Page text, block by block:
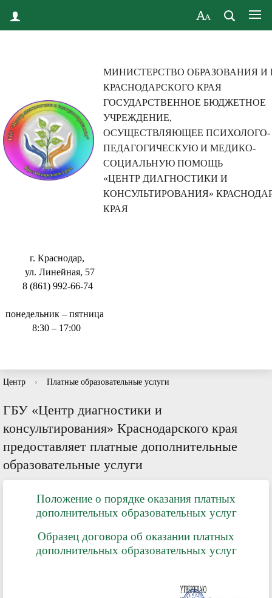
МИНИСТЕРСТВО ОБРАЗОВАНИЯ И
КРАСНОДАРСКОГО КРАЯ
ГОСУДАРСТВЕННОЕ БЮДЖЕТНОЕ
УЧРЕЖДЕНИЕ,
ОСУЩЕСТВЛЯЮЩЕЕ ПСИХОЛОГО-
ПЕДАГОГИЧЕСКУЮ И МЕДИКО-
СОЦИАЛЬНУЮ ПОМОЩЬ
«ЦЕНТР ДИАГНОСТИКИ И
КОНСУЛЬТИРОВАНИЯ»
КРАЯ
г. Краснодар,
ул. Линейная, 57
8 (861) 992-66-74
понедельник – пятница
8:30 – 17:00
Центр › Платные образовательные услуги
ГБУ «Центр диагностики и
консультирования» Краснодарского края
предоставляет платные дополнительные
образовательные услуги
Положение о порядке оказания платных
дополнительных образовательных услуг
Образец договора об оказании платных
дополнительных образовательных услуг